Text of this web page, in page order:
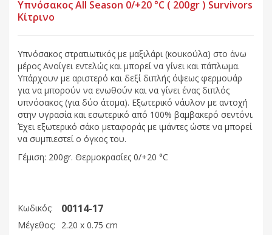
Υπνόσακος All Season 0/+20 °C ( 200gr ) Survivors
Κίτρινο
Υπνόσακος στρατιωτικός με μαξιλάρι (κουκούλα) στο άνω
μέρος Ανοίγει εντελώς και μπορεί να γίνει και πάπλωμα.
Υπάρχουν με αριστερό και δεξί διπλής όψεως φερμουάρ
για να μπορούν να ενωθούν και να γίνει ένας διπλός
υπνόσακος (για δύο άτομα). Εξωτερικό νάυλον με αντοχή
στην υγρασία και εσωτερικό από 100% βαμβακερό σεντόνι.
Έχει εξωτερικό σάκο μεταφοράς με ιμάντες ώστε να μπορεί
να συμπιεστεί ο όγκος του.
Γέμιση: 200gr. Θερμοκρασίες 0/+20 °C
Κωδικός: 00114-17
Μέγεθος:
2.20 x 0.75 cm